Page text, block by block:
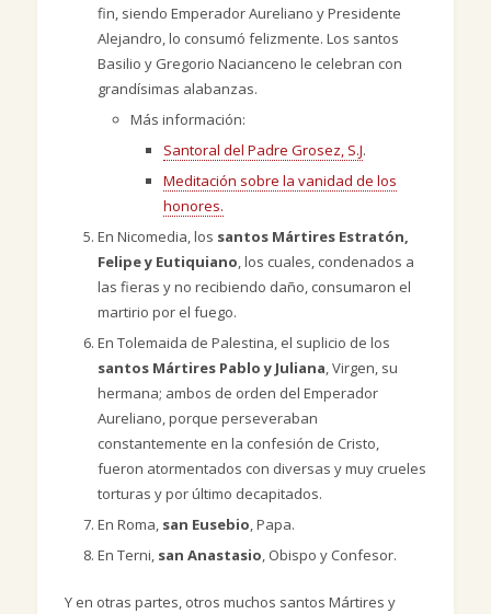
fin, siendo Emperador Aureliano y Presidente
Alejandro, lo consumó felizmente. Los santos
Basilio y Gregorio Nacianceno le celebran con
grandísimas alabanzas.
Más información:
Santoral del Padre Grosez, S.J.
Meditación sobre la vanidad de los
honores.
En Nicomedia, los santos Mártires Estratón,
Felipe y Eutiquiano, los cuales, condenados a
las fieras y no recibiendo daño, consumaron el
martirio por el fuego.
En Tolemaida de Palestina, el suplicio de los
santos Mártires Pablo y Juliana, Virgen, su
hermana; ambos de orden del Emperador
Aureliano, porque perseveraban
constantemente en la confesión de Cristo,
fueron atormentados con diversas y muy crueles
torturas y por último decapitados.
En Roma, san Eusebio, Papa.
En Terni, san Anastasio, Obispo y Confesor.
Y en otras partes, otros muchos santos Mártires y